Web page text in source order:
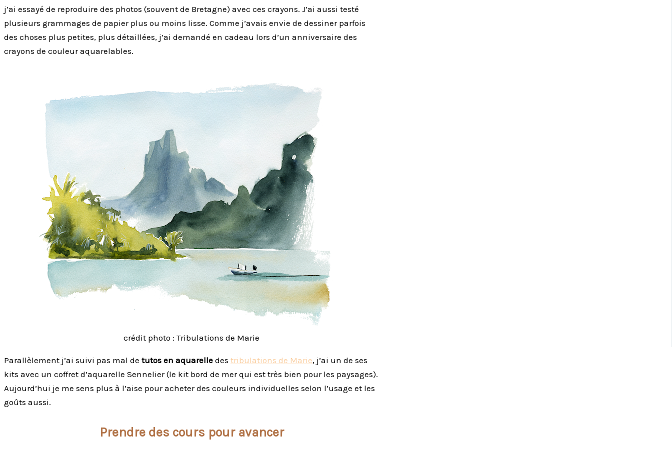
j’ai essayé de reproduire des photos (souvent de Bretagne) avec ces crayons. J’ai aussi testé
plusieurs grammages de papier plus ou moins lisse. Comme j’avais envie de dessiner parfois
des choses plus petites, plus détaillées, j’ai demandé en cadeau lors d’un anniversaire des
crayons de couleur aquarelables.
crédit photo : Tribulations de Marie
Parallèlement j’ai suivi pas mal de tutos en aquarelle des tribulations de Marie, j’ai un de ses
kits avec un coffret d’aquarelle Sennelier (le kit bord de mer qui est très bien pour les paysages).
Aujourd’hui je me sens plus à l’aise pour acheter des couleurs individuelles selon l’usage et les
goûts aussi.
Prendre des cours pour avancer